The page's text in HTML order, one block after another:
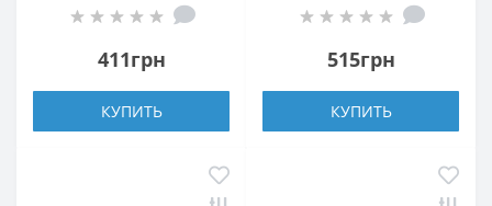
QP100MF
411грн
КУПИТЬ
шток
515грн
КУПИТЬ